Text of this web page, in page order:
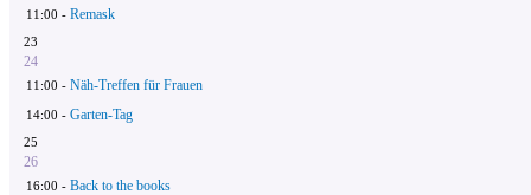
11:00 - Remask
23
24
11:00 - Näh-Treffen für Frauen
14:00 - Garten-Tag
25
26
16:00 - Back to the books